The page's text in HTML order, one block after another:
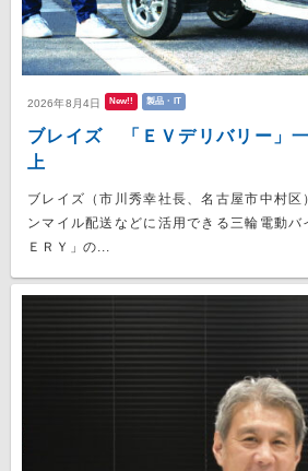
2026年8月4日 New!! 製品・IT
ブレイズ 「ＥＶデリバリー」
上
ブレイズ（市川秀幸社長、名古屋市中村区
ンマイル配送などに活用できる三輪電動
ＥＲＹ」の...